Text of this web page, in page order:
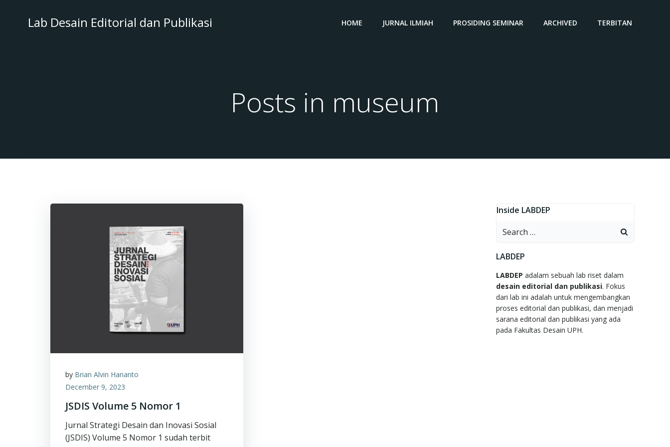
Lab Desain Editorial dan Publikasi HOME JURNAL ILMIAH PROSIDING SEMINAR ARCHIVED TERBITAN
Posts in museum
by Brian Alvin Hananto
December 9, 2023
JSDIS Volume 5 Nomor 1
Jurnal Strategi Desain dan Inovasi Sosial
(JSDIS) Volume 5 Nomor 1 sudah terbit
Inside LABDEP
Search
LABDEP
LABDEP adalam sebuah lab riset dalam
desain editorial dan publikasi. Fokus
dari lab ini adalah untuk mengembangkan
proses editorial dan publikasi, dan menjadi
sarana editorial dan publikasi yang ada
pada Fakultas Desain UPH.